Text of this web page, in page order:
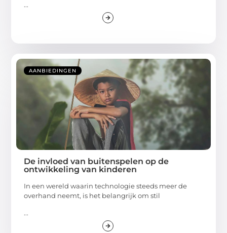
...
AANBIEDINGEN
De invloed van buitenspelen op de
ontwikkeling van kinderen
In een wereld waarin technologie steeds meer de
overhand neemt, is het belangrijk om stil
...